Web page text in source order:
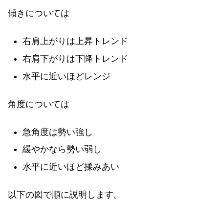
傾きについては
右肩上がりは上昇トレンド
右肩下がりは下降トレンド
水平に近いほどレンジ
角度については
急角度は勢い強し
緩やかなら勢い弱し
水平に近いほど揉みあい
以下の図で順に説明します。